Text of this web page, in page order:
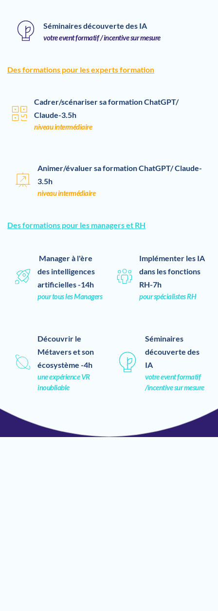
Séminaires découverte des IA
votre event formatif / incentive sur mesure
Des formations pour les experts formation
Cadrer/scénariser sa formation ChatGPT/
Claude-3.5h
niveau intermédiaire
Animer/évaluer sa formation ChatGPT/ Claude-
3.5h
niveau intermédiaire
Des formations pour les managers et RH
des intelligences
artificielles -14h
pour tous les Managers
Implémenter les IA
dans les fonctions
RH-7h
pour spécialistes RH
Découvrir le
Métavers et son
écosystème -4h
une expérience VR
inoubliable
Séminaires
découverte des
IA
votre event formatif
/incentive sur mesure